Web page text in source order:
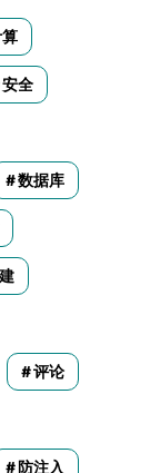
安全
数据库
评论
防注入